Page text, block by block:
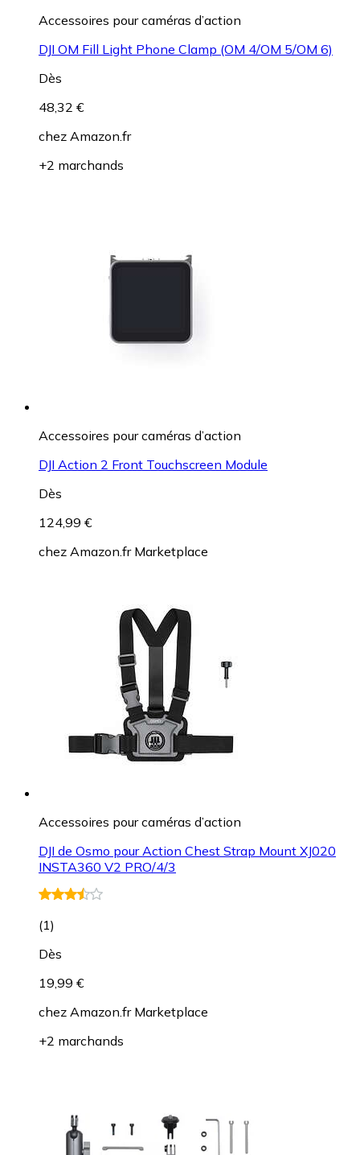
Accessoires pour caméras d’action
DJI OM Fill Light Phone Clamp (OM 4/OM 5/OM 6)
Dès
48,32 €
chez Amazon.fr
+2 marchands
Accessoires pour caméras d’action
DJI Action 2 Front Touchscreen Module
Dès
124,99 €
chez Amazon.fr Marketplace
Accessoires pour caméras d’action
DJI de Osmo pour Action Chest Strap Mount XJ020
INSTA360 V2 PRO/4/3
(1)
Dès
19,99 €
chez Amazon.fr Marketplace
+2 marchands